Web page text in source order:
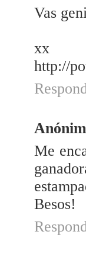
Vas
xx
http://
Me
Besos!